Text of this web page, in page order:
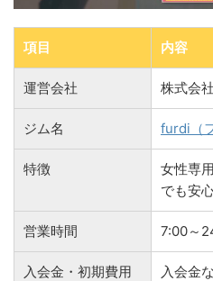
項目 内容
運営会社 株式会
ジム名 furdi（
特徴
女性専
でも安
営業時間 7:00～
入会金・初期費用
入会金